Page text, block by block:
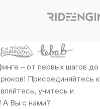
– от первых шагов до
Присоединяйтесь к
учитесь и
А Вы с нами?